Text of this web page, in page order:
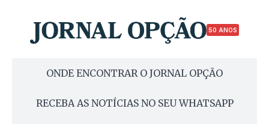
50 ANOS
ONDE ENCONTRAR O JORNAL OPÇÃO
RECEBA AS NOTÍCIAS NO SEU WHATSAPP